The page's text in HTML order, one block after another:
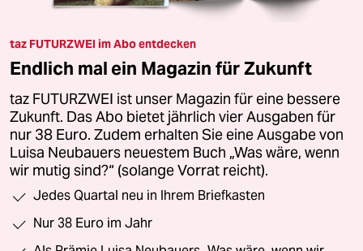
taz FUTURZWEI im Abo entdecken
Endlich mal ein Magazin für Zukunft
taz FUTURZWEI ist unser Magazin für eine bessere
Zukunft. Das Abo bietet jährlich vier Ausgaben für
nur 38 Euro. Zudem erhalten Sie eine Ausgabe von
Luisa Neubauers neuestem Buch „Was wäre, wenn
wir mutig sind?“ (solange Vorrat reicht).
Jedes Quartal neu in Ihrem Briefkasten
Nur 38 Euro im Jahr